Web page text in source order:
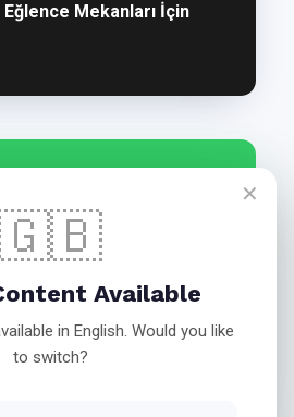
Mekanları İçin
için
✕
Available
in English. Would you like
to switch?